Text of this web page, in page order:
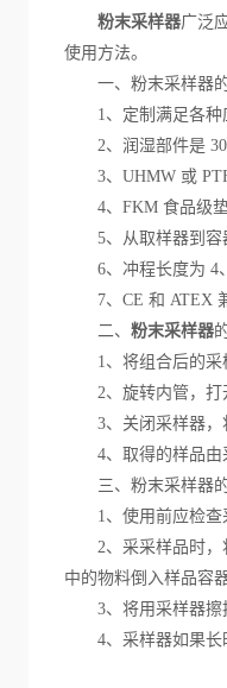
粉末采样器广泛
使用方法。
一、粉末采样器
1、定制满足各种
2、润湿部件是
3、UHMW 或
4、FKM 食品级垫
5、从取样器到容
6、冲程长度为 4、
7、CE 和 ATEX
二、 粉末采样器
1、将组合后的采
2、旋转内管，打
3、关闭采样器，
4、取得的样品由
三、粉末采样器的
1、使用前应检查
2、采采样品时，将
中的物料倒入样品容
3、将用采样器擦
4、采样器如果长